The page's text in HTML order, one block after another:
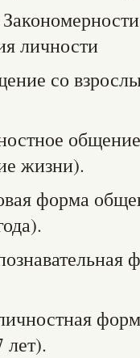
личности
со
жизни).
форма